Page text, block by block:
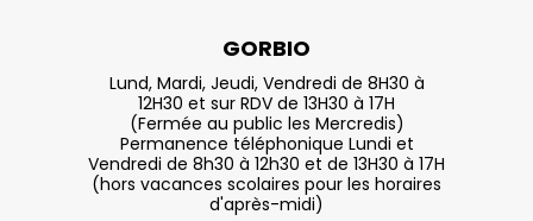
GORBIO
Lund, Mardi, Jeudi, Vendredi de 8H30 à
12H30 et sur RDV de 13H30 à 17H
(Fermée au public les Mercredis)
Permanence téléphonique Lundi et
Vendredi de 8h30 à 12h30 et de 13H30 à 17H
(hors vacances scolaires pour les horaires
d'après-midi)